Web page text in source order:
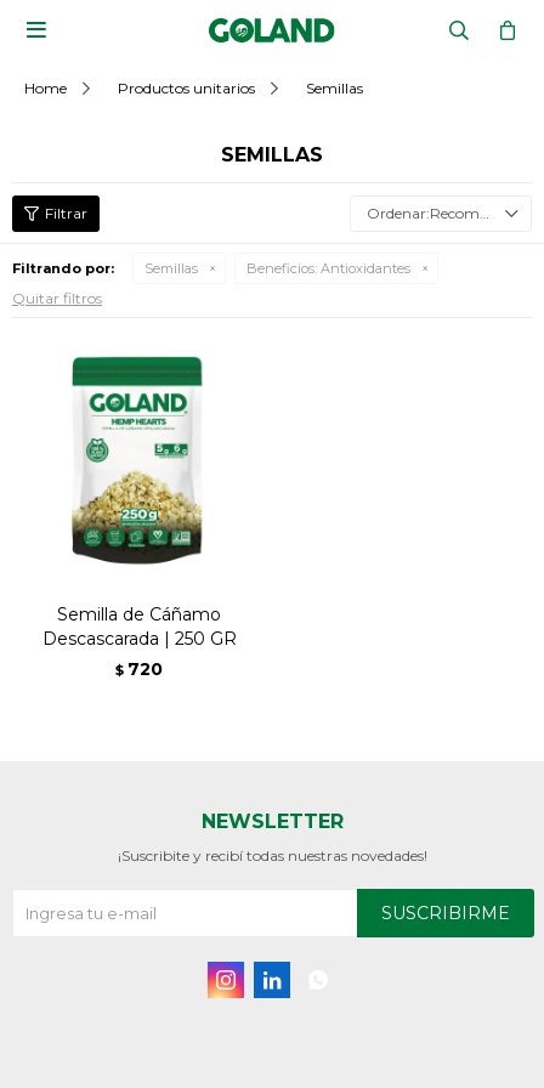

Home Productos unitarios Semillas
SEMILLAS
Recomendados
Filtrando por: Semillas Beneficios: Antioxidantes
Quitar filtros
Semilla de Cáñamo
Descascarada | 250 GR
$ 720
NEWSLETTER
¡Suscribite y recibí todas nuestras novedades!
SUSCRIBIRME
 